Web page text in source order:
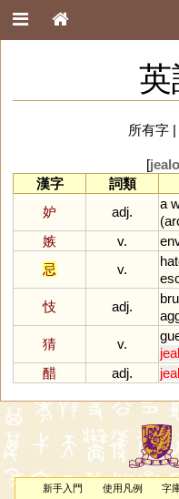
所有字|
[
漢字
詞類
妒
adj.
a
(
嫉
v.
忌
v.
忮
adj.
猜
v.
醋
adj.
新手入門 使用凡例 字